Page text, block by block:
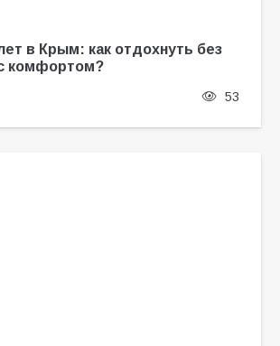
в Крым: как отдохнуть без
комфортом?
53